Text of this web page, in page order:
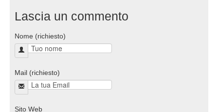
Lascia un commento
Nome (richiesto)
Mail (richiesto)
Sito Web